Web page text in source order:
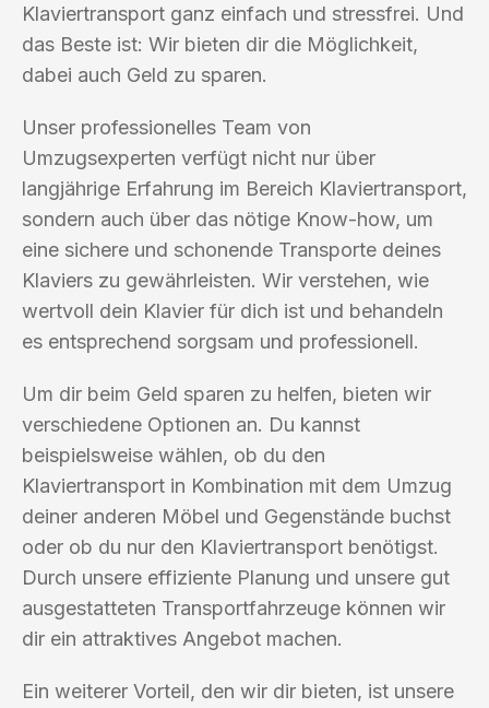
Klaviertransport ganz einfach und stressfrei. Und
das Beste ist: Wir bieten dir die Möglichkeit,
dabei auch Geld zu sparen.
Unser professionelles Team von
Umzugsexperten verfügt nicht nur über
langjährige Erfahrung im Bereich Klaviertransport,
sondern auch über das nötige Know-how, um
eine sichere und schonende Transporte deines
Klaviers zu gewährleisten. Wir verstehen, wie
wertvoll dein Klavier für dich ist und behandeln
es entsprechend sorgsam und professionell.
Um dir beim Geld sparen zu helfen, bieten wir
verschiedene Optionen an. Du kannst
beispielsweise wählen, ob du den
Klaviertransport in Kombination mit dem Umzug
deiner anderen Möbel und Gegenstände buchst
oder ob du nur den Klaviertransport benötigst.
Durch unsere effiziente Planung und unsere gut
ausgestatteten Transportfahrzeuge können wir
dir ein attraktives Angebot machen.
Ein weiterer Vorteil, den wir dir bieten, ist unsere